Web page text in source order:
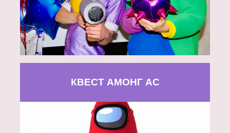
КВЕСТ АМОНГ АС